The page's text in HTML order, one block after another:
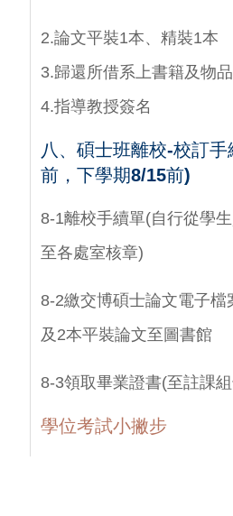
2.論文平裝1本、精裝1本
3.歸還所借系上書籍及物品
4.指導教授簽名
八、碩士班離校-校訂
前，下學期8/15前)
8-1離校手續單(自行從學
至各處室核章)
8-2繳交博碩士論文電子檔
及2本平裝論文至圖書館
8-3領取畢業證書(至註課
學位考試小撇步